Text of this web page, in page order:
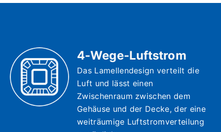
4-Wege-Luftstrom
Das Lamellendesign verteilt die
Luft und lässt einen
Zwischenraum zwischen dem
Gehäuse und der Decke, der eine
weiträumige Luftstromverteilung